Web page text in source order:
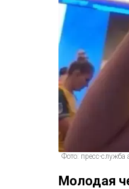
Фото: пресс-служба
Молодая